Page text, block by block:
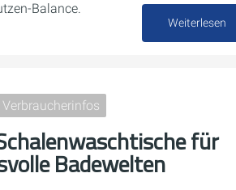
Balance.
Weiterlesen
Verbraucherinfos
für
Badewelten